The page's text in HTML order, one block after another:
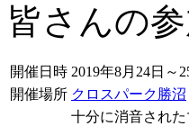
皆さんの
開催日時 2019年8月24日～
開催場所 クロスパーク勝沼
十分に消音され